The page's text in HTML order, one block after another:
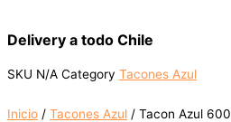
Delivery a todo Chile
SKU N/A Category Tacones Azul
Inicio / Tacones Azul / Tacon Azul 600